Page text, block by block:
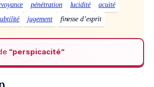
pénétration lucidité
acuité
jugement finesse d’esprit
“perspicacité“